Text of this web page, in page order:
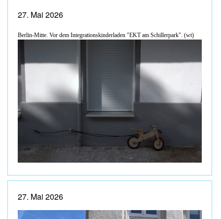
27. Mai 2026
Berlin-Mitte. Vor dem Integrationskinderladen "EKT am Schillerpark". (wt)
27. Mai 2026